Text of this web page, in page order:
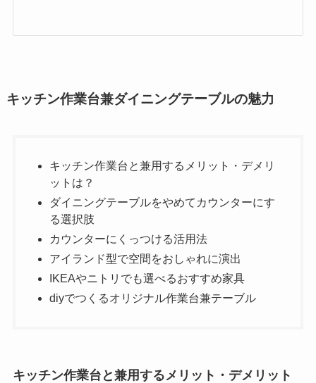
購入かオーダーか？最適な選び方
総括 : キッチン作業台兼ダイニングテーブルの魅力
キッチン作業台兼ダイニングテーブルの魅力
キッチン作業台と兼用するメリット・デメリ
ットは？
ダイニングテーブルをやめてカウンターにす
る選択肢
カウンターにくっつける活用法
アイランド型で空間をおしゃれに演出
IKEAやニトリでも選べるおすすめ家具
diyでつくるオリジナル作業台兼テーブル
キッチン作業台と兼用するメリット・デメリット